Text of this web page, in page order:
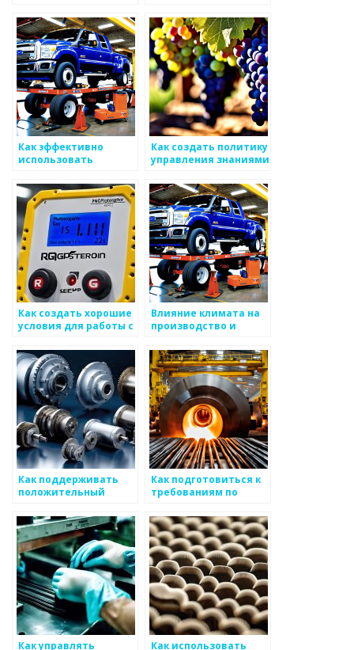
металоизделий
для развития
бизнеса в сфере
металоизделий
Как эффективно
использовать
подходы при
планировании
производительности
в металоизделиях
Как создать политику
управления знаниями
производящей
металоизделия
Как создать хорошие
условия для работы с
металоизделиям
Влияние климата на
производство и
металоизделиях
Как поддерживать
положительный
бизнеса по
производству
отчетов о
металоизделиях
Как подготовиться к
требованиям по
для нового проекта
Как управлять Как использовать